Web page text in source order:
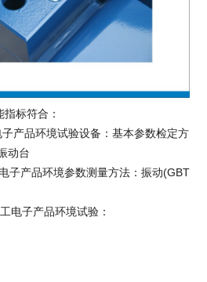
标符合：
产品环境试验设备：基本参数检定方
动台
子产品环境参数测量方法：振动(GBT
电子产品环境试验：